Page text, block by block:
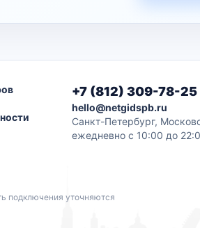
+7 (812) 309-78-25
hello@netgidspb.ru
Санкт-Петербург,
ежедневно с 10:00 до
подключения уточняются